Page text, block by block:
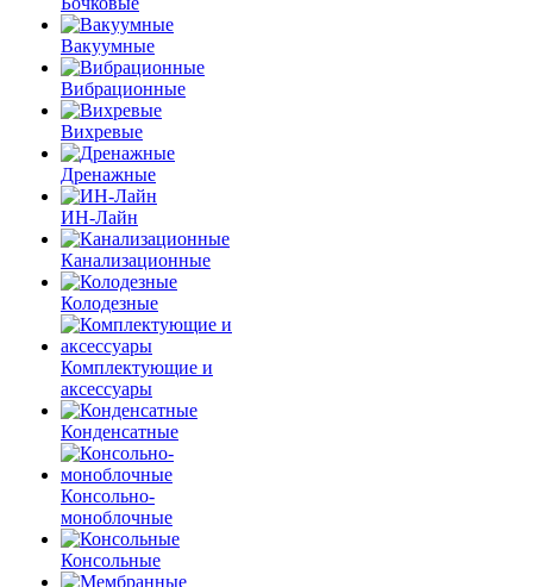
Вакуумные
Вибрационные
Вихревые
Дренажные
ИН-Лайн
Канализационные
Колодезные
Комплектующие и
аксессуары
Конденсатные
Консольно-
моноблочные
Консольные